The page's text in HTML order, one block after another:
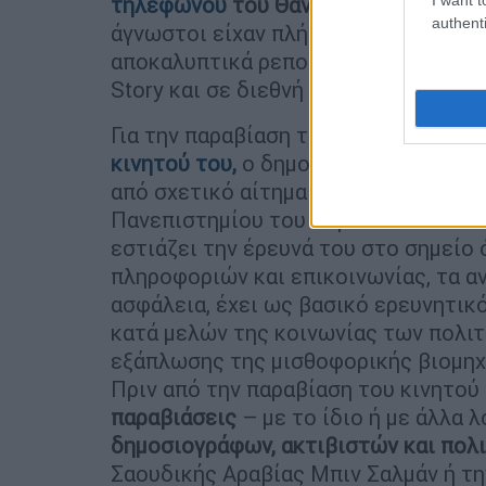
άγνωστοι είχαν πλήρη πρόσβαση
αποκαλυπτικά ρεπορτάζ του οποίου
Story και σε διεθνή μέσα όπως οι
Για την παραβίαση του απορρήτου
κινητού του, ο δημοσιογράφος
από σχετικό αίτημα έλαβε επίσημη
Πανεπιστημίου του Τορόντο. Το
εστιάζει την έρευνά του στο σημείο
πληροφοριών και επικοινωνίας, τα
ασφάλεια, έχει ως βασικό
κατά μελών της κοινωνίας των
εξάπλωσης της μισθοφορικής
Πριν από την παραβίαση του κινητού
παραβιάσεις – με το ίδιο ή με άλλα
δημοσιογράφων, ακτιβιστών και
Σαουδικής Αραβίας Μπιν Σαλμάν ή